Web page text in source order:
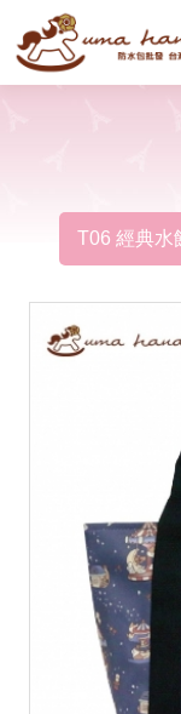
T06 經典水